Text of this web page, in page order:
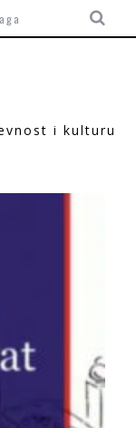
i kulturu